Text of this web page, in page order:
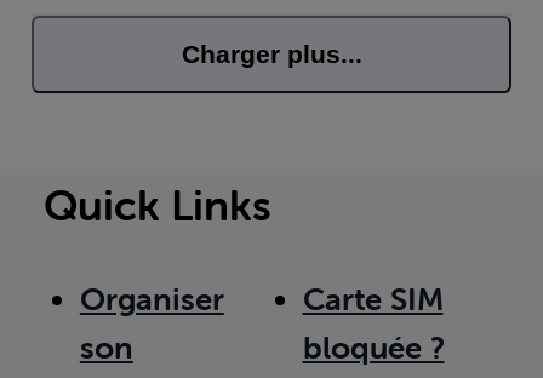
Charger plus...
Quick Links
Organiser
son
Carte SIM
bloquée ?